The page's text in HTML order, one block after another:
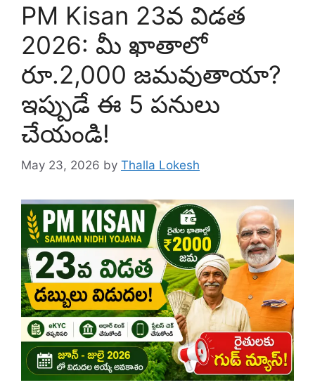
PM Kisan 23వ విడత
2026: మీ ఖాతాలో
రూ.2,000 జమవుతాయా?
ఇప్పుడే ఈ 5 పనులు
చేయండి!
May 23, 2026 by Thalla Lokesh